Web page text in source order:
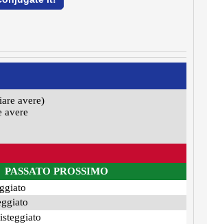
avere)
avere
PASSATO PROSSIMO